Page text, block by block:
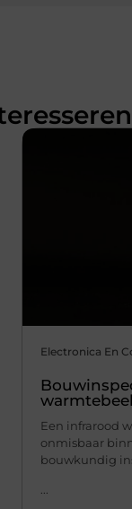
Electronica En
Een infrarood
onmisbaar
bouwkundig
...